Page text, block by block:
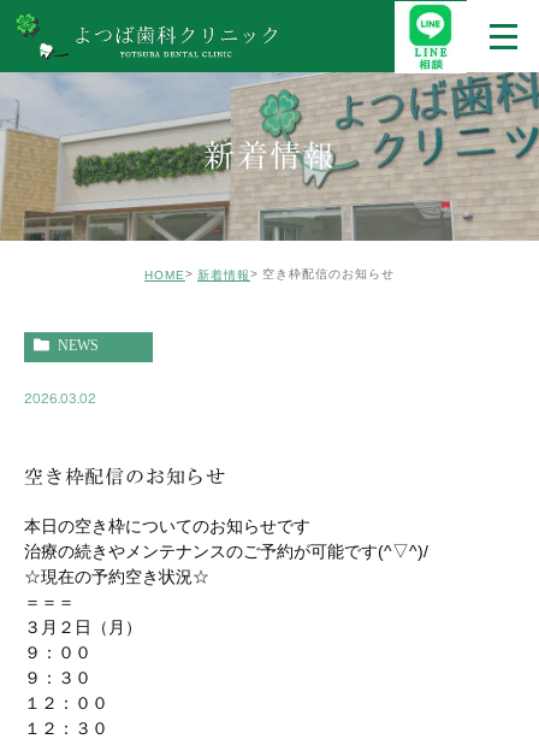
新着情報
HOME 新着情報 空き枠配信のお知らせ
NEWS
2026.03.02
空き枠配信のお知らせ
本日の空き枠についてのお知らせです
治療の続きやメンテナンスのご予約が可能です(^▽^)/
☆現在の予約空き状況☆
＝＝＝
３月２日（月）
９：００
９：３０
１２：００
１２：３０